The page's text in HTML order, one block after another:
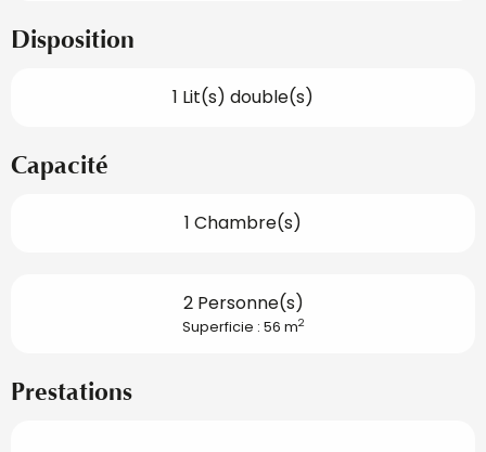
Disposition
1 Lit(s) double(s)
Capacité
1 Chambre(s)
2 Personne(s)
Superficie : 56 m2
Prestations